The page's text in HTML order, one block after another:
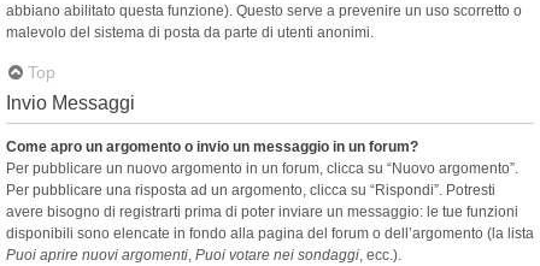
abbiano abilitato questa funzione). Questo serve a prevenire un uso scorretto o
malevolo del sistema di posta da parte di utenti anonimi.
Top
Invio Messaggi
Come apro un argomento o invio un messaggio in un forum?
Per pubblicare un nuovo argomento in un forum, clicca su “Nuovo argomento”.
Per pubblicare una risposta ad un argomento, clicca su “Rispondi”. Potresti
avere bisogno di registrarti prima di poter inviare un messaggio: le tue funzioni
disponibili sono elencate in fondo alla pagina del forum o dell’argomento (la lista
Puoi aprire nuovi argomenti, Puoi votare nei sondaggi, ecc.).